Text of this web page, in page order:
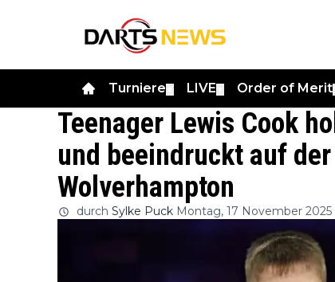
Turniere LIVE Order of Merit
Teenager Lewis Cook
und beeindruckt auf der
Wolverhampton
durch Sylke Puck Montag, 17 November 2025